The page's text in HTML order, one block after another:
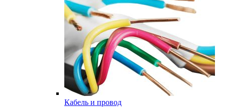
Кабель и провод